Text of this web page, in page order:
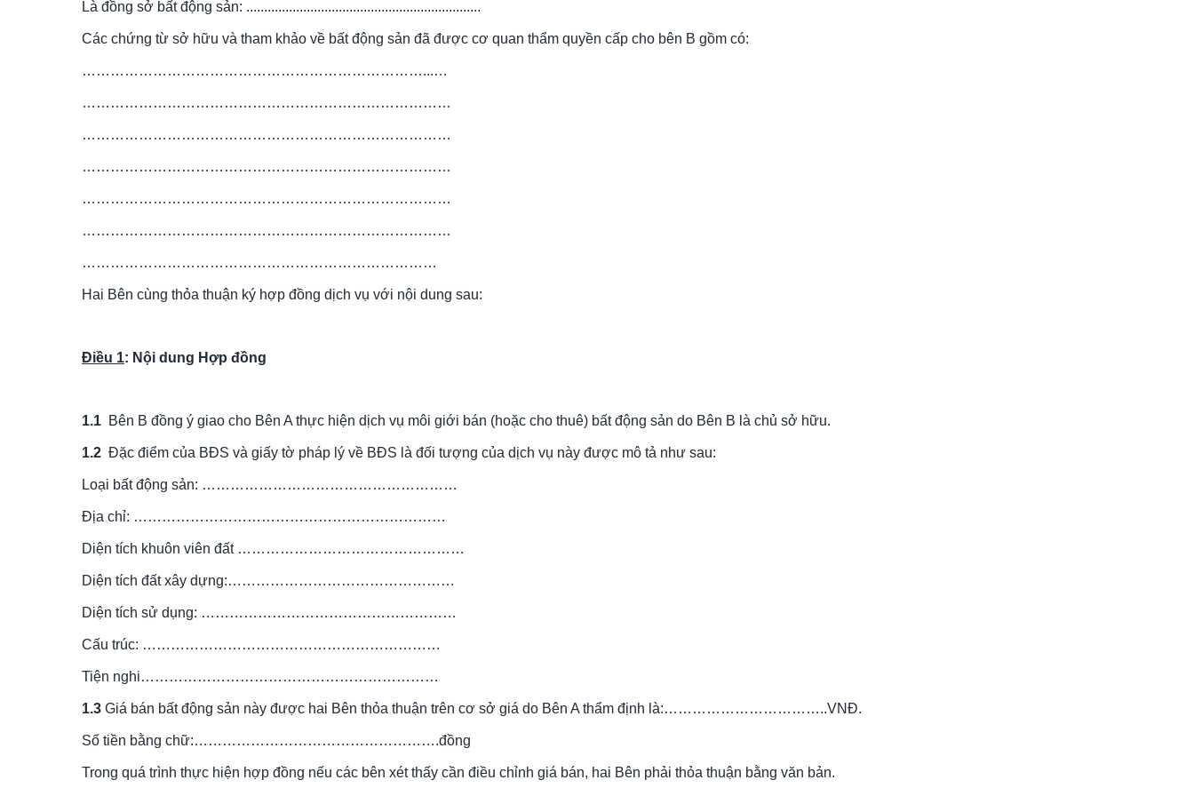
Là đồng sở bất động sản: ..................................................................
Các chứng từ sở hữu và tham khảo về bất động sản đã được cơ quan thẩm quyền cấp cho bên B gồm có:
………………………………………………………………...…
……………………………………………………………………
……………………………………………………………………
……………………………………………………………………
……………………………………………………………………
……………………………………………………………………
…………………………………………………………………
Hai Bên cùng thỏa thuận ký hợp đồng dịch vụ với nội dung sau:
Điều 1: Nội dung Hợp đồng
1.1 Bên B đồng ý giao cho Bên A thực hiện dịch vụ môi giới bán (hoặc cho thuê) bất động sản do Bên B là chủ sở hữu.
1.2 Đặc điểm của BĐS và giấy tờ pháp lý về BĐS là đối tượng của dịch vụ này được mô tả như sau:
Loại bất động sản: ………………………………………………
Địa chỉ: …………………………………………………………
Diện tích khuôn viên đất …………………………………………
Diện tích đất xây dựng:…………………………………………
Diện tích sử dụng: ………………………………………………
Cấu trúc: ………………………………………………………
Tiện nghi………………………………………………………
1.3 Giá bán bất động sản này được hai Bên thỏa thuận trên cơ sở giá do Bên A thẩm định là:……………………………..VNĐ.
Số tiền bằng chữ:…………………………………………….đồng
Trong quá trình thực hiện hợp đồng nếu các bên xét thấy cần điều chỉnh giá bán, hai Bên phải thỏa thuận bằng văn bản.